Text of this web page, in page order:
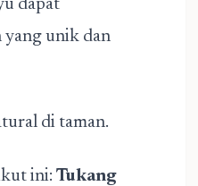
dapat
yang unik dan
di taman.
ini: Tukang